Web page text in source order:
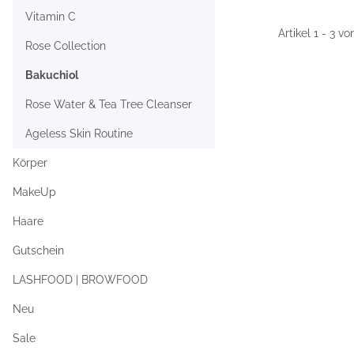
Artikel 1 - 3
Vitamin C
Rose Collection
Bakuchiol
Rose Water & Tea Tree Cleanser
Ageless Skin Routine
Körper
MakeUp
Haare
Gutschein
LASHFOOD | BROWFOOD
Neu
Sale